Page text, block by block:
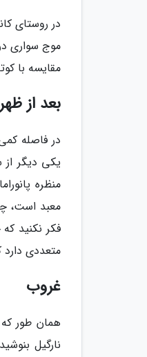
در روستای
موج سواری
مقایسه با
بعد از ظهر
در فاصله
یکی دیگر
منظره
معبد است،
فکر نکنید
متعددی دارد
غروب
همان طور
نارگیل